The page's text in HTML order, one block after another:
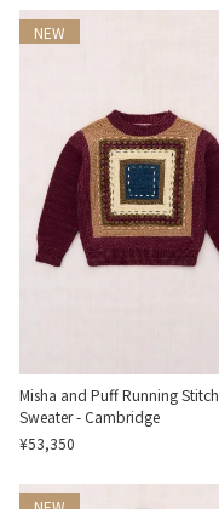
NEW
Misha and Puff Running Stitch
Sweater - Cambridge
¥53,350